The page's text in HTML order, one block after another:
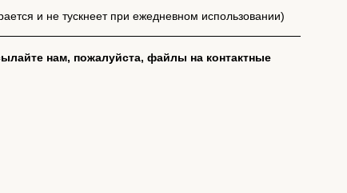
и не тускнеет при ежедневном использовании)
нам, пожалуйста, файлы на контактные